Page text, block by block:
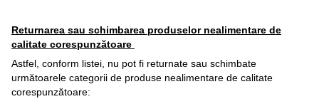
Returnarea sau schimbarea produselor nealimentare de
calitate corespunzătoare
Astfel, conform listei, nu pot fi returnate sau schimbate
următoarele categorii de produse nealimentare de calitate
corespunzătoare: